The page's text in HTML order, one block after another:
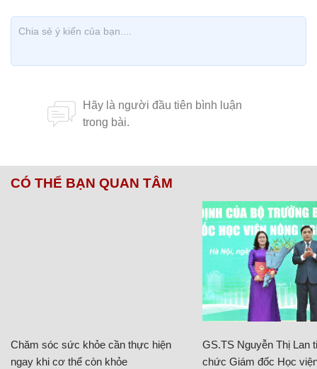
CÓ THỂ BẠN QUAN TÂM
Chăm sóc sức khỏe cần thực hiện
ngay khi cơ thể còn khỏe
GS.TS Nguyễn Thị Lan
chức Giám đốc Học